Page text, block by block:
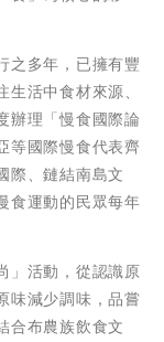
之多年，已擁有豐
活中食材來源、
辦理「慢食國際論
等國際慢食代表齊
際、鏈結南島文
食運動的民眾每年
」活動，從認識原
味減少調味，品嘗
合布農族飲食文